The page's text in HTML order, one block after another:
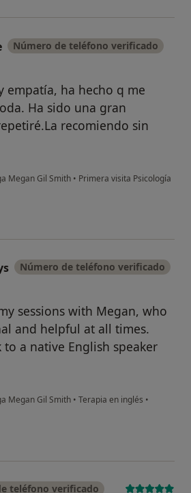
Número de teléfono verificado
empatía, ha hecho q me
Ha sido una gran
recomiendo sin
Megan Gil Smith • Primera visita Psicología
Vicente
Número de teléfono verificado
sessions with Megan, who
and helpful at all times.
a native English speaker
Megan Gil Smith • Terapia en inglés •
Curthoys
teléfono verificado